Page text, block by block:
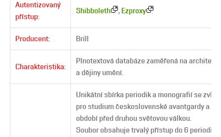
Autentizovaný
přístup:
Shibboleth ,Ezproxy
Producent: Brill
Charakteristika:
Plnotextová databáze zaměřená na
a dějiny umění.
Unikátní sbírka periodik a monografií se
pro studium československé avantgardy a
období před druhou světovou válkou.
Soubor obsahuje trvalý přístup do 6 periodik